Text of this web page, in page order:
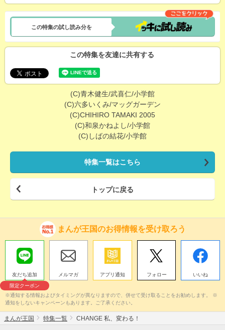
この特集の試し読み分を
この特集を友達に共有する
(C)青木健生/武喜仁/小学館
(C)六多いくみ/マッグガーデン
(C)CHIHIRO TAMAKI 2005
(C)和泉かねよし/小学館
(C)しばの結花/小学館
特集一覧はこちら
トップに戻る
まんが王国のお得情報を受け取ろう
友だち追加
限定クーポン
メルマガ アプリ通知 フォロー いいね
※通知する情報およびタイミングが異なりますので、併せて受け取ることをお勧めします。 ※
通知をしないキャンペーンもあります。ご了承ください。
まんが王国 特集一覧 CHANGE 私、変わる！